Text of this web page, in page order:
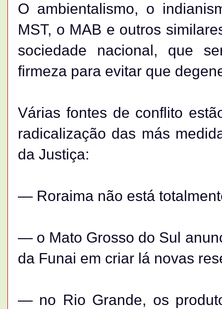
O ambientalismo, o
MST, o MAB e outros
sociedade nacional, que
firmeza para evitar que
Várias fontes de conflito
radicalização das más
da Justiça:
— Roraima não está
— o Mato Grosso do Sul
da Funai em criar lá novas
— no Rio Grande, os